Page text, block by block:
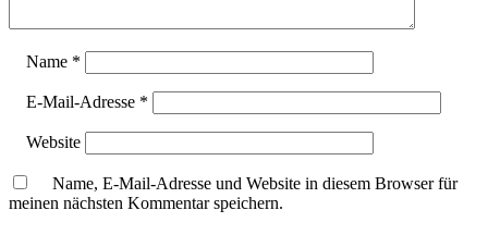
Name *
E-Mail-Adresse *
Website
Name, E-Mail-Adresse und Website in diesem Browser für
meinen nächsten Kommentar speichern.